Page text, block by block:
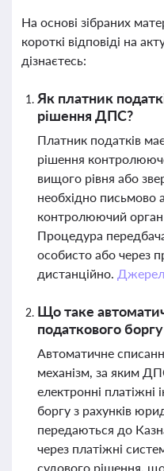
На основі зібраних
короткі відповіді на
дізнаєтесь:
Як платник
рішення ДПС?
Платник податків
рішення
вищого рівня або
необхідно письмово
контролюючий
Процедура
особисто або через
дистанційно.
Що таке
податкового
Автоматичне
механізм, за яким
електронні платіжні
боргу з рахунків
передаються до
через платіжні
судового рішення,